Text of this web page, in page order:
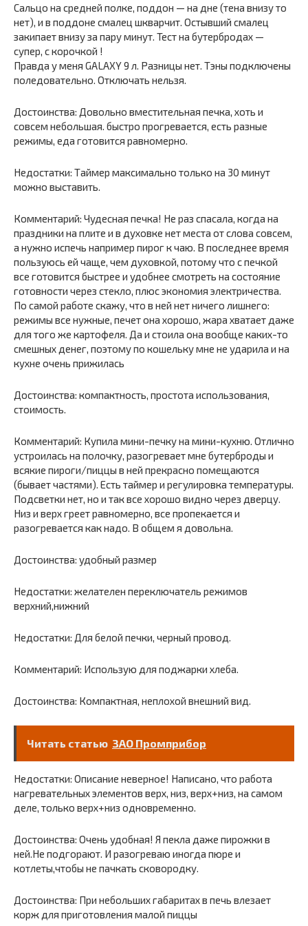
Сальцо на средней полке, поддон — на дне (тена внизу то
нет), и в поддоне смалец шкварчит. Остывший смалец
закипает внизу за пару минут. Тест на бутербродах —
супер, с корочкой !
Правда у меня GALAXY 9 л. Разницы нет. Тэны подключены
поледовательно. Отключать нельзя.
Достоинства: Довольно вместительная печка, хоть и
совсем небольшая. быстро прогревается, есть разные
режимы, еда готовится равномерно.
Недостатки: Таймер максимально только на 30 минут
можно выставить.
Комментарий: Чудесная печка! Не раз спасала, когда на
праздники на плите и в духовке нет места от слова совсем,
а нужно испечь например пирог к чаю. В последнее время
пользуюсь ей чаще, чем духовкой, потому что с печкой
все готовится быстрее и удобнее смотреть на состояние
готовности через стекло, плюс экономия электричества.
По самой работе скажу, что в ней нет ничего лишнего:
режимы все нужные, печет она хорошо, жара хватает даже
для того же картофеля. Да и стоила она вообще каких-то
смешных денег, поэтому по кошельку мне не ударила и на
кухне очень прижилась
Достоинства: компактность, простота использования,
стоимость.
Комментарий: Купила мини-печку на мини-кухню. Отлично
устроилась на полочку, разогревает мне бутерброды и
всякие пироги/пиццы в ней прекрасно помещаются
(бывает частями). Есть таймер и регулировка температуры.
Подсветки нет, но и так все хорошо видно через дверцу.
Низ и верх греет равномерно, все пропекается и
разогревается как надо. В общем я довольна.
Достоинства: удобный размер
Недостатки: желателен переключатель режимов
верхний,нижний
Недостатки: Для белой печки, черный провод.
Комментарий: Использую для поджарки хлеба.
Достоинства: Компактная, неплохой внешний вид.
Читать статью ЗАО Промприбор
Недостатки: Описание неверное! Написано, что работа
нагревательных элементов верх, низ, верх+низ, на самом
деле, только верх+низ одновременно.
Достоинства: Очень удобная! Я пекла даже пирожки в
ней.Не подгорают. И разогреваю иногда пюре и
котлеты,чтобы не пачкать сковородку.
Достоинства: При небольших габаритах в печь влезает
корж для приготовления малой пиццы